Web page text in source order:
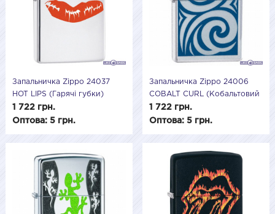
Запальничка Zippo 24037
HOT LIPS (Гарячі губки)
1 722 грн.
Оптова: 5 грн.
Запальничка Zippo 24006
COBALT CURL (Кобальтовий
вир)
1 722 грн.
Оптова: 5 грн.